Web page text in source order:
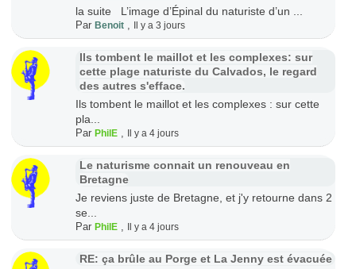
la suite L’image d’Épinal du naturiste d’un ...
ParBenoit Il y a 3 jours
Ils tombent le maillot et les complexes: sur
cette plage naturiste du Calvados, le regard
des autres s'efface.
Ils tombent le maillot et les complexes : sur cette
pla...
ParPhilE Il y a 4 jours
Le naturisme connait un renouveau en
Bretagne
Je reviens juste de Bretagne, et j'y retourne dans 2
se...
ParPhilE Il y a 4 jours
RE: ça brûle au Porge et La Jenny est évacuée